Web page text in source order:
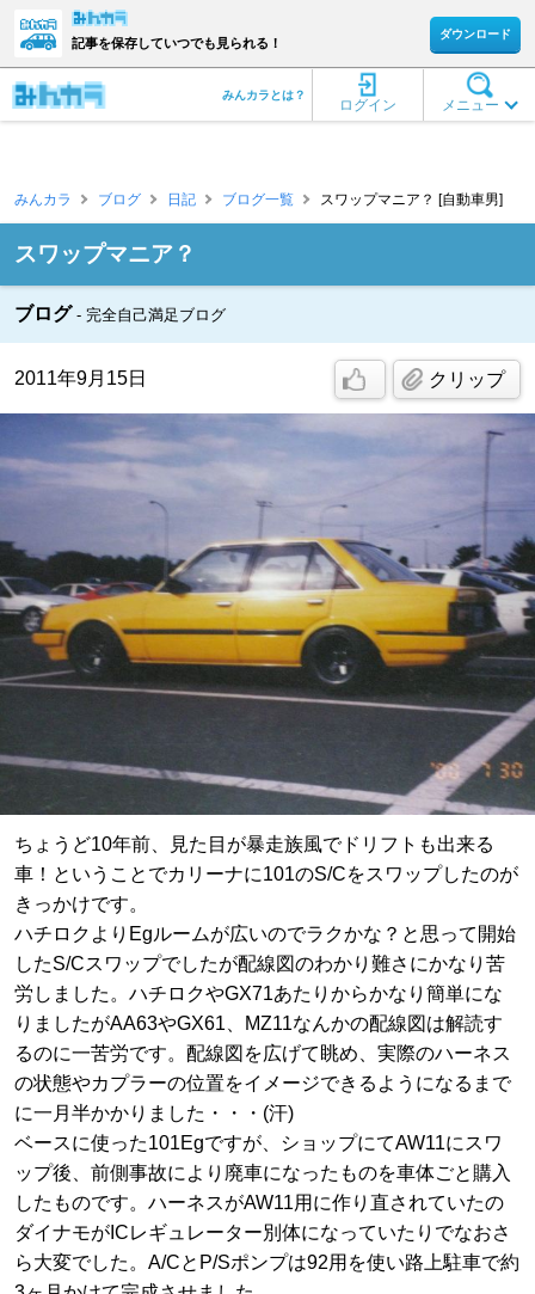
記事を保存していつでも見られる！
ダウンロード
メニュー
ログイン
みんカラとは？
みんカラ ブログ 日記 ブログ一覧 スワップマニア？ [自動車男]
スワップマニア？
ブログ 完全自己満足ブログ
2011年9月15日 クリップ
ちょうど10年前、見た目が暴走族風でドリフトも出来る
車！ということでカリーナに101のS/Cをスワップしたのが
きっかけです。
ハチロクよりEgルームが広いのでラクかな？と思って開始
したS/Cスワップでしたが配線図のわかり難さにかなり苦
労しました。ハチロクやGX71あたりからかなり簡単にな
りましたがAA63やGX61、MZ11なんかの配線図は解読す
るのに一苦労です。配線図を広げて眺め、実際のハーネス
の状態やカプラーの位置をイメージできるようになるまで
に一月半かかりました・・・(汗)
ベースに使った101Egですが、ショップにてAW11にスワ
ップ後、前側事故により廃車になったものを車体ごと購入
したものです。ハーネスがAW11用に作り直されていたの
ダイナモがICレギュレーター別体になっていたりでなおさ
ら大変でした。A/CとP/Sポンプは92用を使い路上駐車で約